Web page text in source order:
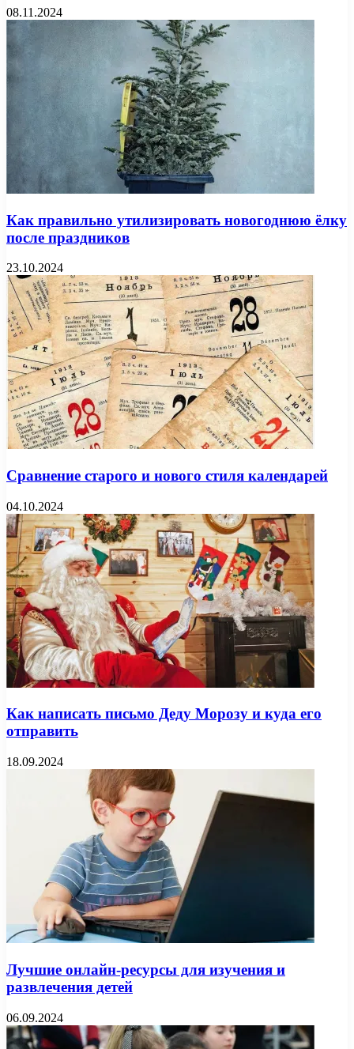
08.11.2024
Как правильно утилизировать новогоднюю ёлку
после праздников
23.10.2024
Сравнение старого и нового стиля календарей
04.10.2024
Как написать письмо Деду Морозу и куда его
отправить
18.09.2024
Лучшие онлайн-ресурсы для изучения и
развлечения детей
06.09.2024